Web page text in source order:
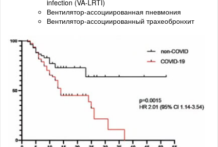
infection (VA-LRTI)
Вентилятор-ассоциированная пневмония
Вентилятор-ассоциированный трахеобронхит